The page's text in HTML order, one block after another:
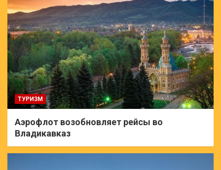
ТУРИЗМ
Аэрофлот возобновляет рейсы во
Владикавказ